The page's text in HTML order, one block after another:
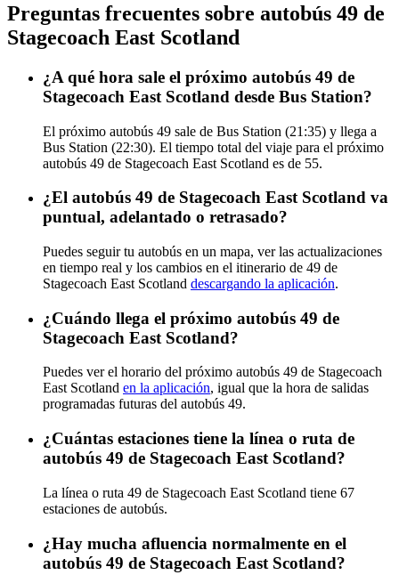
Preguntas frecuentes sobre autobús 49 de
Stagecoach East Scotland
¿A qué hora sale el próximo autobús 49 de
Stagecoach East Scotland desde Bus Station?
El próximo autobús 49 sale de Bus Station (21:35) y llega a
Bus Station (22:30). El tiempo total del viaje para el próximo
autobús 49 de Stagecoach East Scotland es de 55.
¿El autobús 49 de Stagecoach East Scotland va
puntual, adelantado o retrasado?
Puedes seguir tu autobús en un mapa, ver las actualizaciones
en tiempo real y los cambios en el itinerario de 49 de
Stagecoach East Scotland descargando la aplicación.
¿Cuándo llega el próximo autobús 49 de
Stagecoach East Scotland?
Puedes ver el horario del próximo autobús 49 de Stagecoach
East Scotland en la aplicación, igual que la hora de salidas
programadas futuras del autobús 49.
¿Cuántas estaciones tiene la línea o ruta de
autobús 49 de Stagecoach East Scotland?
La línea o ruta 49 de Stagecoach East Scotland tiene 67
estaciones de autobús.
¿Hay mucha afluencia normalmente en el
autobús 49 de Stagecoach East Scotland?